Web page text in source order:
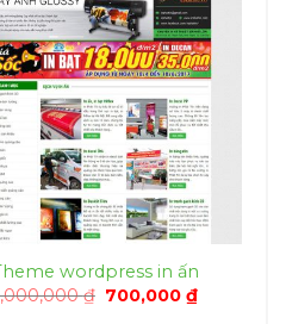
wordpress in ấn
₫ Giá
700,000₫Giá